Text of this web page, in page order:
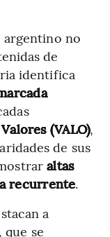
argentino no
de
identifica
(VALO),
de sus
altas
recurrente.
a
que se